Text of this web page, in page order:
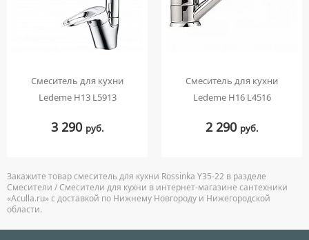
Смеситель для кухни
Ledeme H13 L5913
3 290 руб.
Смеситель для кухни
Ledeme H16 L4516
2 290 руб.
Закажите товар смеситель для кухни Rossinka Y35-22 в разделе
Смесители / Смесители для кухни в интернет-магазине сантехники
«Aculla.ru» с доставкой по Нижнему Новгороду и Нижегородской
области.